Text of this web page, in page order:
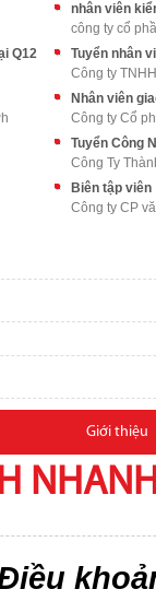
nhân viên
công ty cổ
Q12
Tuyển nhân
Công ty
Nhân viên
Công ty Cổ
Tuyển Công
Công Ty
Biên tập viên
Công ty CP
Giới thiệu